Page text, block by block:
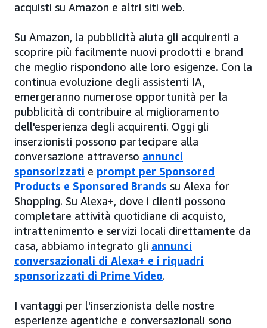
acquisti su Amazon e altri siti web.
Su Amazon, la pubblicità aiuta gli acquirenti a
scoprire più facilmente nuovi prodotti e brand
che meglio rispondono alle loro esigenze. Con la
continua evoluzione degli assistenti IA,
emergeranno numerose opportunità per la
pubblicità di contribuire al miglioramento
dell'esperienza degli acquirenti. Oggi gli
inserzionisti possono partecipare alla
conversazione attraverso annunci
sponsorizzati e prompt per Sponsored
Products e Sponsored Brands su Alexa for
Shopping. Su Alexa+, dove i clienti possono
completare attività quotidiane di acquisto,
intrattenimento e servizi locali direttamente da
casa, abbiamo integrato gli annunci
conversazionali di Alexa+ e i riquadri
sponsorizzati di Prime Video.
I vantaggi per l'inserzionista delle nostre
esperienze agentiche e conversazionali sono